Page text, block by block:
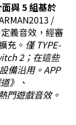
與 5 組基於
/
義音效，經審
充。 僅 TYPE-
2；在這些
備沿用。APP
》、
門遊戲音效。